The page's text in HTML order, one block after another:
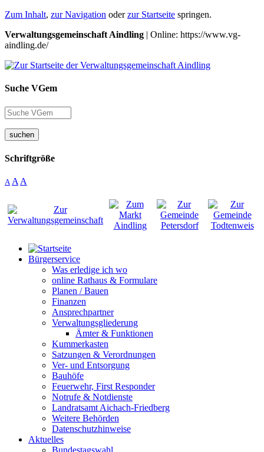
Zum Inhalt, zur Navigation oderzur Startseite springen.
Verwaltungsgemeinschaft Aindling | Online: https://www.vg-
aindling.de/
Suche VGem
suchen
Schriftgröße
A A A
Bürgerservice
Was erledige ich wo
online Rathaus & Formulare
Planen / Bauen
Finanzen
Ansprechpartner
Verwaltungsgliederung
Ämter & Funktionen
Kummerkasten
Satzungen & Verordnungen
Ver- und Entsorgung
Bauhöfe
Feuerwehr, First Responder
Notrufe & Notdienste
Landratsamt Aichach-Friedberg
Weitere Behörden
Datenschutzhinweise
Aktuelles
Bundestagswahl